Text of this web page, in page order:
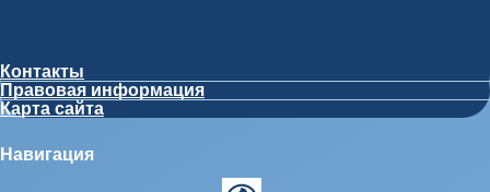
Контакты
Правовая информация
Карта сайта
Навигация